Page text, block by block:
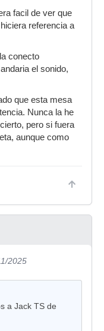
facil de ver que
referencia a
conecto
el sonido,
que esta mesa
Nunca la he
pero si fuera
aunque como
2025
a Jack TS de